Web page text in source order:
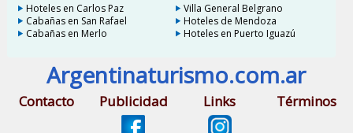
Hoteles en Carlos Paz
Villa General Belgrano
Cabañas en San Rafael
Hoteles de Mendoza
Cabañas en Merlo
Hoteles en Puerto Iguazú
Argentinaturismo.com.ar
Contacto Publicidad Links Términos